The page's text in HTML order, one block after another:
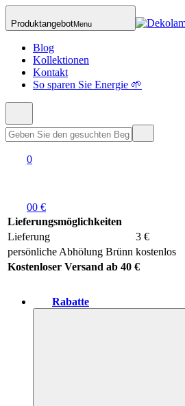
ProduktangebotMenu
Blog
Kollektionen
Kontakt
So sparen Sie Energie 🌱
0
00 €
Lieferungsmöglichkeiten
Lieferung
3 €
persönliche Abhölung Brünn kostenlos
Kostenloser Versand ab 40 €
Rabatte